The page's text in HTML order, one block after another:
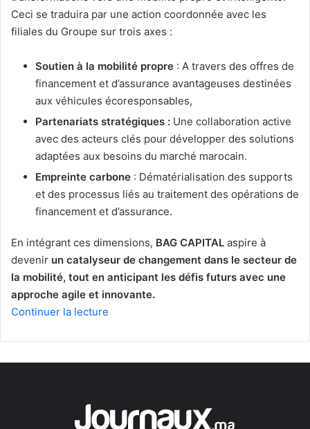
Ceci se traduira par une action coordonnée avec les
filiales du Groupe sur trois axes :
Soutien à la mobilité propre : A travers des offres de
financement et d’assurance avantageuses destinées
aux véhicules écoresponsables,
Partenariats stratégiques : Une collaboration active
avec des acteurs clés pour développer des solutions
adaptées aux besoins du marché marocain.
Empreinte carbone : Dématérialisation des supports
et des processus liés au traitement des opérations de
financement et d’assurance.
En intégrant ces dimensions, BAG CAPITAL aspire à
devenir un catalyseur de changement dans le secteur de
la mobilité, tout en anticipant les défis futurs avec une
approche agile et innovante.
Continuer la lecture